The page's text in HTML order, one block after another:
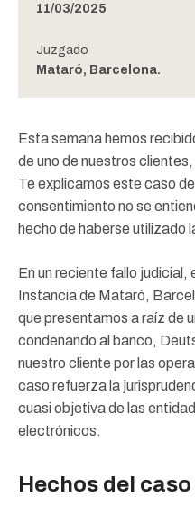
11/03/2025
Juzgado
Mataró, Barcelona.
Esta semana hemos
de uno de nuestros
Te explicamos este caso
consentimiento no se
hecho de haberse utilizado
En un reciente fallo judicial,
Instancia de Mataró,
que presentamos a raíz de
condenando al banco,
nuestro cliente por las
caso refuerza la
cuasi objetiva de las
electrónicos.
Hechos del caso